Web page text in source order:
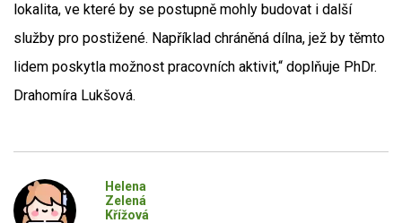
lokalita, ve které by se postupně mohly budovat i další
služby pro postižené. Například chráněná dílna, jež by těmto
lidem poskytla možnost pracovních aktivit,“ doplňuje PhDr.
Drahomíra Lukšová.
Helena
Zelená
Křížová